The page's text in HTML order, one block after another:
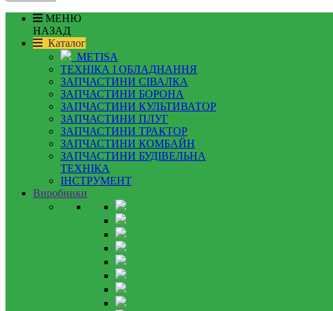
МЕНЮ
НАЗАД
Каталог
METISA
ТЕХНІКА І ОБЛАДНАННЯ
ЗАПЧАСТИНИ СІВАЛКА
ЗАПЧАСТИНИ БОРОНА
ЗАПЧАСТИНИ КУЛЬТИВАТОР
ЗАПЧАСТИНИ ПЛУГ
ЗАПЧАСТИНИ ТРАКТОР
ЗАПЧАСТИНИ КОМБАЙН
ЗАПЧАСТИНИ БУДІВЕЛЬНА
ТЕХНІКА
ІНСТРУМЕНТ
Виробники